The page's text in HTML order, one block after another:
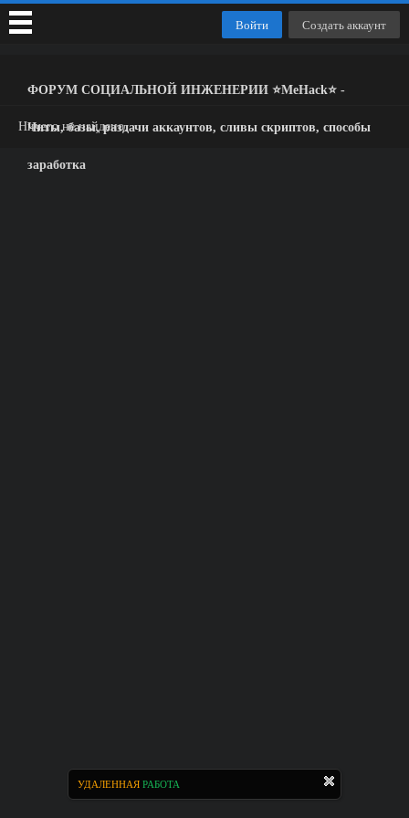
УДАЛЕННАЯ РАБОТА
ФОРУМ СОЦИАЛЬНОЙ ИНЖЕНЕРИИ ⭐️MeHack⭐️ -
Читы, базы, раздачи аккаунтов, сливы скриптов, способы
заработка
Ничего не найдено.
Войти Создать аккаунт